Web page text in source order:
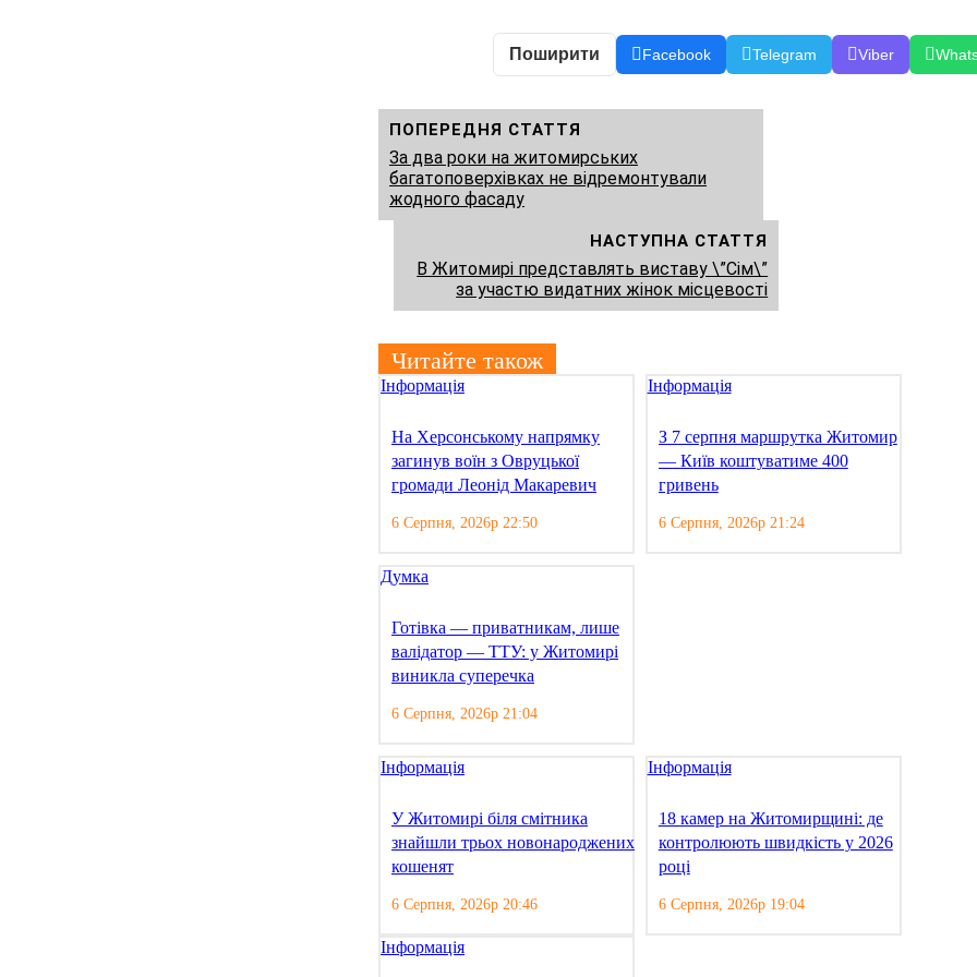
Поширити Facebook Telegram Viber
ПОПЕРЕДНЯ СТАТТЯ
За два роки на житомирських
багатоповерхівках не відремонтували
жодного фасаду
НАСТУПНА СТАТТЯ
В Житомирі представлять виставу \”Сім\”
за участю видатних жінок місцевості
Читайте також
Інформація
На Херсонському напрямку
загинув воїн з Овруцької
громади Леонід Макаревич
6 Серпня, 2026р 22:50
Інформація
З 7 серпня маршрутка Житомир
— Київ коштуватиме 400
гривень
6 Серпня, 2026р 21:24
Думка
Готівка — приватникам, лише
валідатор — ТТУ: у Житомирі
виникла суперечка
6 Серпня, 2026р 21:04
Інформація
У Житомирі біля смітника
знайшли трьох новонароджених
кошенят
6 Серпня, 2026р 20:46
Інформація
18 камер на Житомирщині: де
контролюють швидкість у 2026
році
6 Серпня, 2026р 19:04
Інформація